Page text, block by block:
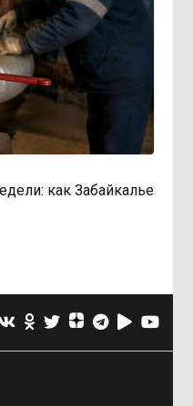
как Забайкалье